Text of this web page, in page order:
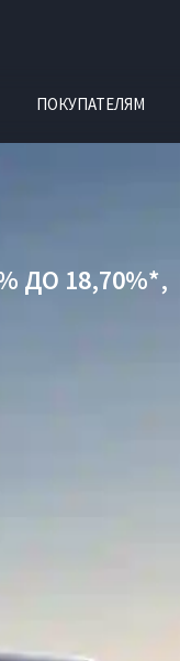
ПОКУПАТЕЛЯМ
ДО 18,70%*,